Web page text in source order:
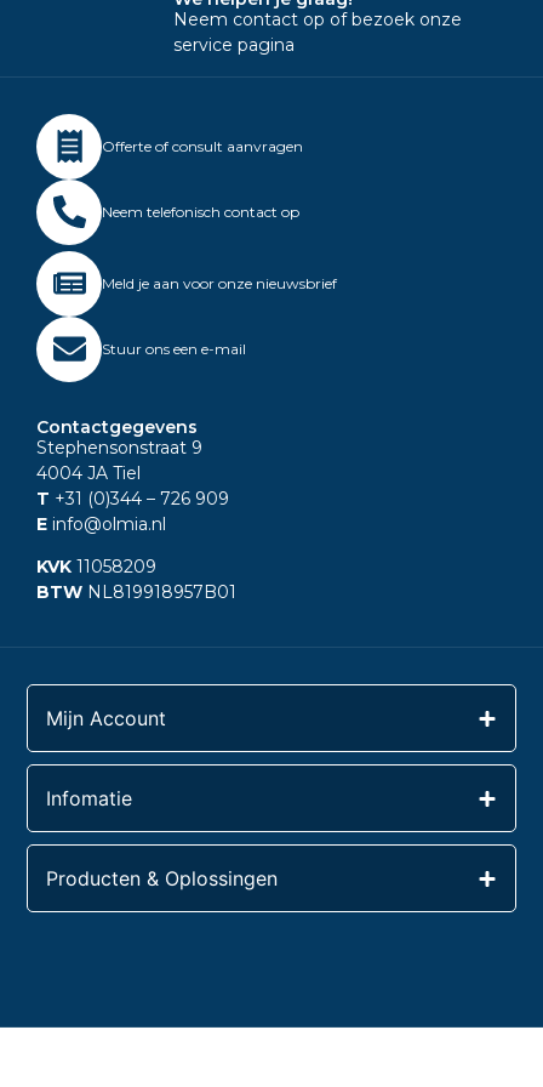
Neem contact op of bezoek onze
service pagina
Offerte of consult aanvragen
Neem telefonisch contact op
Meld je aan voor onze nieuwsbrief
Stuur ons een e-mail
Contactgegevens
Stephensonstraat 9
4004 JA Tiel
T +31 (0)344 – 726 909
E info@olmia.nl
KVK 11058209
BTW NL819918957B01
Mijn Account
Infomatie
Producten & Oplossingen